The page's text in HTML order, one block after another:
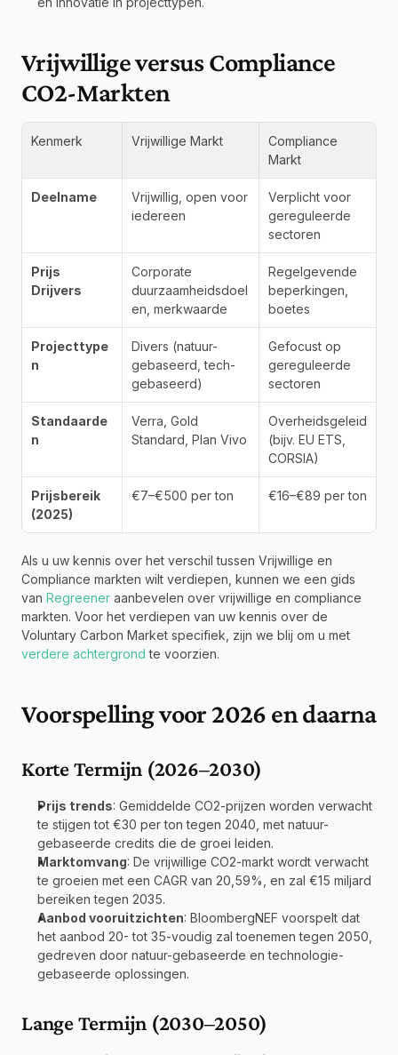
Vrijwillige versus Compliance
CO2-Markten
Kenmerk Vrijwillige Markt
Compliance
Markt
Deelname
Vrijwillig, open voor
iedereen
Verplicht voor
gereguleerde
sectoren
Prijs
Drijvers
Corporate
duurzaamheidsdoel
en, merkwaarde
Regelgevende
beperkingen,
boetes
Projecttype
n
Divers (natuur-
gebaseerd, tech-
gebaseerd)
Gefocust op
gereguleerde
sectoren
Standaarde
n
Verra, Gold
Standard, Plan Vivo
Overheidsgeleid
(bijv. EU ETS,
CORSIA)
Prijsbereik
(2025)
€7–€500 per ton €16–€89 per ton
Als u uw kennis over het verschil tussen Vrijwillige en
Compliance markten wilt verdiepen, kunnen we een gids
van Regreener aanbevelen over vrijwillige en compliance
markten. Voor het verdiepen van uw kennis over de
verdere achtergrond te voorzien.
Voorspelling voor 2026 en daarna
Korte Termijn (2026–2030)
Prijs trends: Gemiddelde CO2-prijzen worden verwacht
te stijgen tot €30 per ton tegen 2040, met natuur-
gebaseerde credits die de groei leiden.
Marktomvang: De vrijwillige CO2-markt wordt verwacht
te groeien met een CAGR van 20,59%, en zal €15 miljard
bereiken tegen 2035.
Aanbod vooruitzichten: BloombergNEF voorspelt dat
het aanbod 20- tot 35-voudig zal toenemen tegen 2050,
gedreven door natuur-gebaseerde en technologie-
gebaseerde oplossingen.
Lange Termijn (2030–2050)